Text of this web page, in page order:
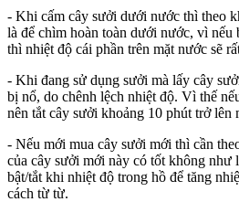
- Khi cấm cây sưởi dưới nước thì theo
là để chìm hoàn toàn dưới nước, vì nếu
thì nhiệt độ cái phần trên mặt nước sẽ
- Khi đang sử dụng sưởi mà lấy cây
bị nổ, do chênh lệch nhiệt độ. Vì thế
nên tắt cây sưởi khoảng 10 phút trở lên
- Nếu mới mua cây sưởi mới thì cần
của cây sưởi mới này có tốt không như
bật/tắt khi nhiệt độ trong hồ để tăng
cách từ từ.